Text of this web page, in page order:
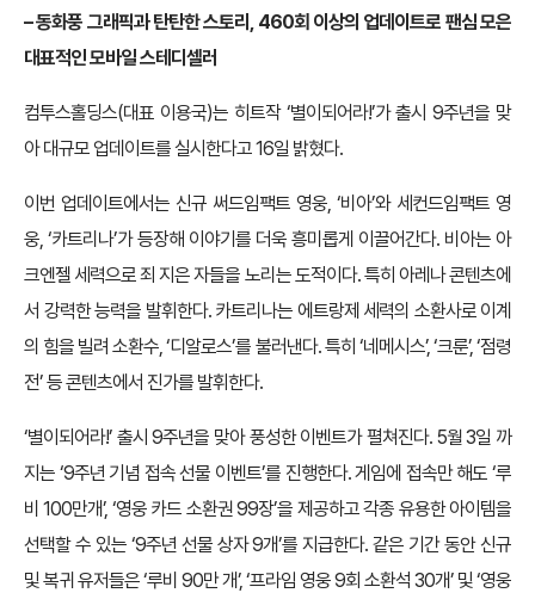
–동화풍 그래픽과 탄탄한 스토리, 460회 이상의 업데이트로 팬심 모은
대표적인 모바일 스테디셀러
컴투스홀딩스(대표 이용국)는 히트작 ‘별이되어라!’가 출시 9주년을 맞
아 대규모 업데이트를 실시한다고 16일 밝혔다.
이번 업데이트에서는 신규 써드임팩트 영웅, ‘비아’와 세컨드임팩트 영
웅, ‘카트리나’가 등장해 이야기를 더욱 흥미롭게 이끌어간다. 비아는 아
크엔젤 세력으로 죄 지은 자들을 노리는 도적이다. 특히 아레나 콘텐츠에
서 강력한 능력을 발휘한다. 카트리나는 에트랑제 세력의 소환사로 이계
의 힘을 빌려 소환수, ‘디알로스’를 불러낸다. 특히 ‘네메시스’, ‘크룬’, ‘점령
전’ 등 콘텐츠에서 진가를 발휘한다.
‘별이되어라!’ 출시 9주년을 맞아 풍성한 이벤트가 펼쳐진다. 5월 3일 까
지는 ‘9주년 기념 접속 선물 이벤트’를 진행한다. 게임에 접속만 해도 ‘루
비 100만개’, ‘영웅 카드 소환권 99장’을 제공하고 각종 유용한 아이템을
선택할 수 있는 ‘9주년 선물 상자 9개’를 지급한다. 같은 기간 동안 신규
및 복귀 유저들은 ‘루비 90만 개’, ‘프라임 영웅 9회 소환석 30개’ 및 ‘영웅